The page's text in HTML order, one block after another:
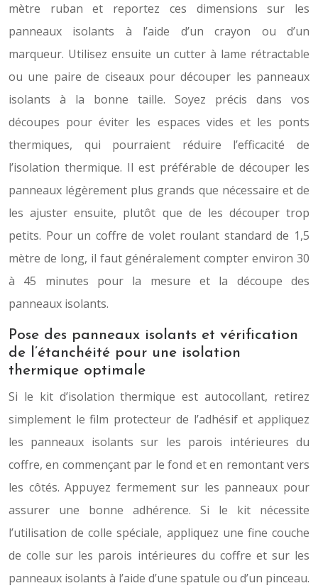
mètre ruban et reportez ces dimensions sur les
panneaux isolants à l’aide d’un crayon ou d’un
marqueur. Utilisez ensuite un cutter à lame rétractable
ou une paire de ciseaux pour découper les panneaux
isolants à la bonne taille. Soyez précis dans vos
découpes pour éviter les espaces vides et les ponts
thermiques, qui pourraient réduire l’efficacité de
l’isolation thermique. Il est préférable de découper les
panneaux légèrement plus grands que nécessaire et de
les ajuster ensuite, plutôt que de les découper trop
petits. Pour un coffre de volet roulant standard de 1,5
mètre de long, il faut généralement compter environ 30
à 45 minutes pour la mesure et la découpe des
panneaux isolants.
Pose des panneaux isolants et vérification
de l’étanchéité pour une isolation
thermique optimale
Si le kit d’isolation thermique est autocollant, retirez
simplement le film protecteur de l’adhésif et appliquez
les panneaux isolants sur les parois intérieures du
coffre, en commençant par le fond et en remontant vers
les côtés. Appuyez fermement sur les panneaux pour
assurer une bonne adhérence. Si le kit nécessite
l’utilisation de colle spéciale, appliquez une fine couche
de colle sur les parois intérieures du coffre et sur les
panneaux isolants à l’aide d’une spatule ou d’un pinceau.